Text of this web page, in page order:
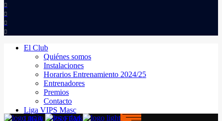
El Club
Quiénes somos
Instalaciones
Horarios Entrenamiento 2024/25
Entrenadores
Premios
Contacto
Liga VIPS Masc
LIGA VIPS FEM